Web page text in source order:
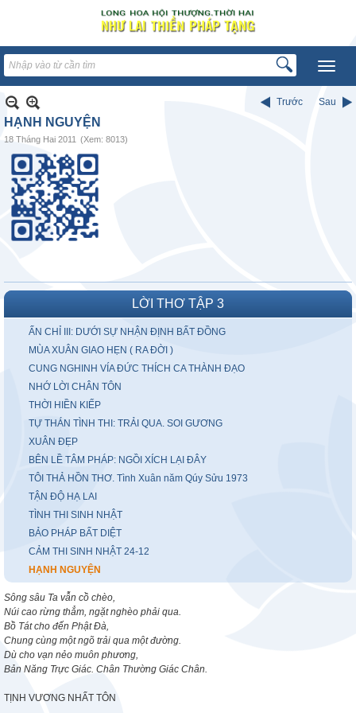
Trước Sau
HẠNH NGUYỆN
18 Tháng Hai 2011 (Xem: 8013)
LỜI THƠ TẬP 3
ẤN CHỈ III: DƯỚI SỰ NHẬN ĐỊNH BẤT ĐỒNG
MÙA XUÂN GIAO HẸN ( RA ĐỜI )
CUNG NGHINH VÍA ĐỨC THÍCH CA THÀNH ĐẠO
NHỚ LỜI CHÂN TÔN
THỜI HIỀN KIẾP
TỰ THÁN TÌNH THI: TRẢI QUA. SOI GƯƠNG
XUÂN ĐẸP
BÊN LỀ TÂM PHÁP: NGỒI XÍCH LẠI ĐÂY
TÔI THẢ HỒN THƠ. Tình Xuân năm Qúy Sửu 1973
TẬN ĐỘ HẠ LAI
TÌNH THI SINH NHẬT
BẢO PHÁP BẤT DIỆT
CẢM THI SINH NHẬT 24-12
HẠNH NGUYỆN
Sông sâu Ta vẫn cồ chèo,
Núi cao rừng thẳm, ngặt nghèo phải qua.
Bồ Tát cho đến Phật Đà,
Chung cùng một ngõ trải qua một đường.
Dù cho vạn nẻo muôn phương,
Bản Năng Trực Giác. Chân Thường Giác Chân.
TỊNH VƯƠNG NHẤT TÔN